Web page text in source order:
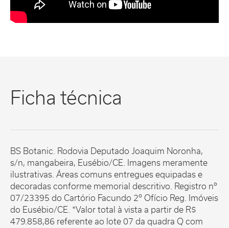
Ficha técnica
BS Botanic. Rodovia Deputado Joaquim Noronha,
s/n, mangabeira, Eusébio/CE. Imagens meramente
ilustrativas. Áreas comuns entregues equipadas e
decoradas conforme memorial descritivo. Registro nº
07/23395 do Cartório Facundo 2º Ofício Reg. Imóveis
do Eusébio/CE. *Valor total à vista a partir de R$
479.858,86 referente ao lote 07 da quadra Q com